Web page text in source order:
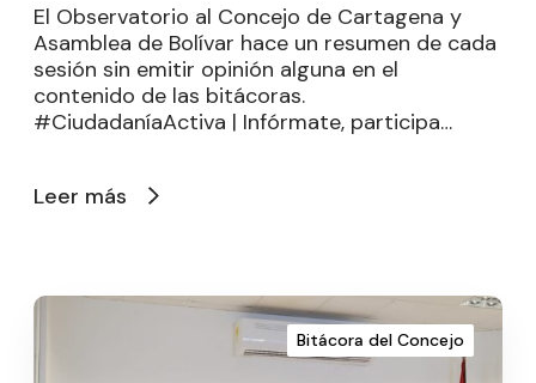
El Observatorio al Concejo de Cartagena y
Asamblea de Bolívar hace un resumen de cada
sesión sin emitir opinión alguna en el
contenido de las bitácoras.
#CiudadaníaActiva | Infórmate, participa…
Leer más
Bitácora del Concejo